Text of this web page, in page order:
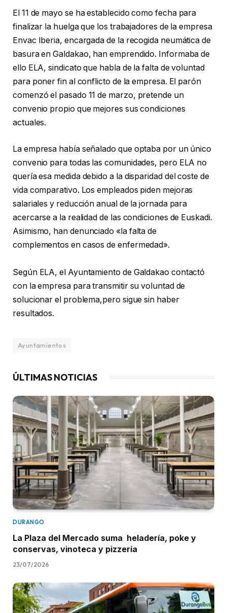
El 11 de mayo se ha establecido como fecha para
finalizar la huelga que los trabajadores de la empresa
Envac Iberia, encargada de la recogida neumática de
basura en Galdakao, han emprendido. Informaba de
ello ELA, sindicato que habla de la falta de voluntad
para poner fin al conflicto de la empresa. El parón
comenzó el pasado 11 de marzo, pretende un
convenio propio que mejores sus condiciones
actuales.
La empresa había señalado que optaba por un único
convenio para todas las comunidades, pero ELA no
quería esa medida debido a la disparidad del coste de
vida comparativo. Los empleados piden mejoras
salariales y reducción anual de la jornada para
acercarse a la realidad de las condiciones de Euskadi.
Asimismo, han denunciado «la falta de
complementos en casos de enfermedad».
Según ELA, el Ayuntamiento de Galdakao contactó
con la empresa para transmitir su voluntad de
solucionar el problema,pero sigue sin haber
resultados.
Ayuntamientos
ÚLTIMAS NOTICIAS
DURANGO
La Plaza del Mercado suma heladería, poke y
conservas, vinoteca y pizzería
23/07/2026